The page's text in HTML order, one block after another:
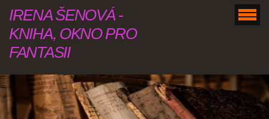
IRENA ŠENOVÁ -
KNIHA, OKNO PRO
FANTASII